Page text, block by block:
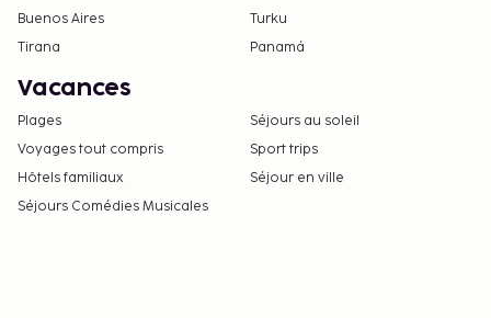
Buenos Aires
Turku
Tirana
Panamá
Vacances
Plages
Séjours au soleil
Voyages tout compris
Sport trips
Hôtels familiaux
Séjour en ville
Séjours Comédies Musicales